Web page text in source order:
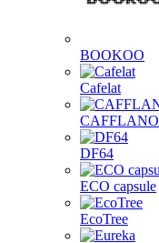
BOOKOO
Cafelat
CAFFLANO
DF64
ECO capsule
EcoTree